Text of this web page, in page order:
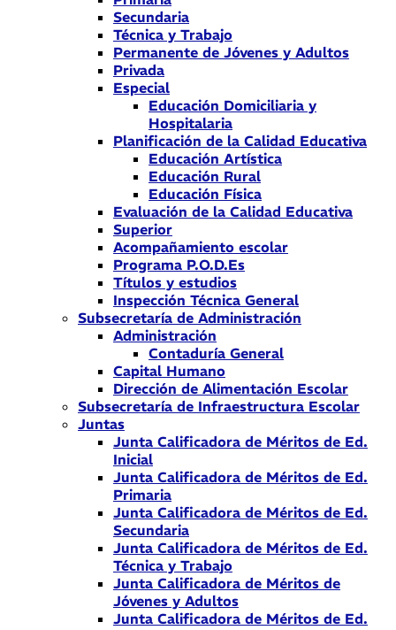
Secundaria
Técnica y Trabajo
Permanente de Jóvenes y Adultos
Privada
Especial
Educación Domiciliaria y
Hospitalaria
Planificación de la Calidad Educativa
Educación Artística
Educación Rural
Educación Física
Evaluación de la Calidad Educativa
Superior
Acompañamiento escolar
Programa P.O.D.Es
Títulos y estudios
Inspección Técnica General
Subsecretaría de Administración
Administración
Contaduría General
Capital Humano
Dirección de Alimentación Escolar
Subsecretaría de Infraestructura Escolar
Juntas
Junta Calificadora de Méritos de Ed.
Inicial
Junta Calificadora de Méritos de Ed.
Primaria
Junta Calificadora de Méritos de Ed.
Secundaria
Junta Calificadora de Méritos de Ed.
Técnica y Trabajo
Junta Calificadora de Méritos de
Jóvenes y Adultos
Junta Calificadora de Méritos de Ed.